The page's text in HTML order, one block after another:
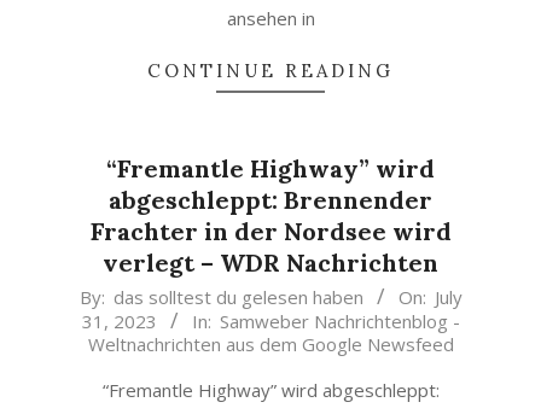
ansehen in
CONTINUE READING
“Fremantle Highway” wird
abgeschleppt: Brennender
Frachter in der Nordsee wird
verlegt – WDR Nachrichten
2023-
07-
31
By: das solltest du gelesen haben On: July
31, 2023
In: Samweber Nachrichtenblog -
Weltnachrichten aus dem Google Newsfeed
“Fremantle Highway” wird abgeschleppt: